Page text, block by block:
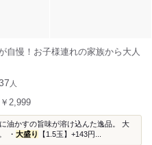
自慢！お子様連れの家族から大人
人
2,999
油かすの旨味が溶け込んた逸品。 大
・ 大盛り 【1.5玉】+143円...